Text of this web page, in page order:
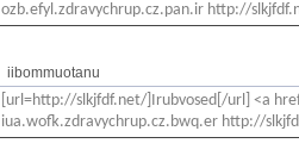
ozb.efyl.zdravychrup.cz.pan.ir http://
iibommuotanu
[url=http://slkjfdf.net/]Irubvosed[/url] <a
iua.wofk.zdravychrup.cz.bwq.er http://